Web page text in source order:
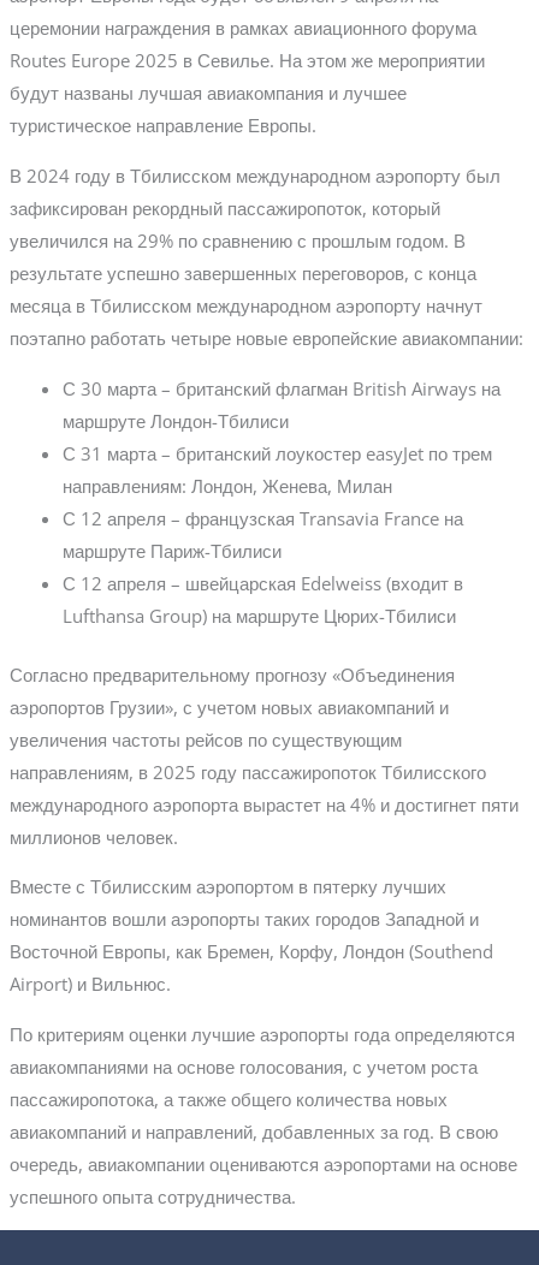
церемонии награждения в рамках авиационного форума
Routes Europe 2025 в Севилье. На этом же мероприятии
будут названы лучшая авиакомпания и лучшее
туристическое направление Европы.
В 2024 году в Тбилисском международном аэропорту был
зафиксирован рекордный пассажиропоток, который
увеличился на 29% по сравнению с прошлым годом. В
результате успешно завершенных переговоров, с конца
месяца в Тбилисском международном аэропорту начнут
поэтапно работать четыре новые европейские авиакомпании:
С 30 марта – британский флагман British Airways на
маршруте Лондон-Тбилиси
С 31 марта – британский лоукостер easyJet по трем
направлениям: Лондон, Женева, Милан
С 12 апреля – французская Transavia France на
маршруте Париж-Тбилиси
С 12 апреля – швейцарская Edelweiss (входит в
Lufthansa Group) на маршруте Цюрих-Тбилиси
Согласно предварительному прогнозу «Объединения
аэропортов Грузии», с учетом новых авиакомпаний и
увеличения частоты рейсов по существующим
направлениям, в 2025 году пассажиропоток Тбилисского
международного аэропорта вырастет на 4% и достигнет пяти
миллионов человек.
Вместе с Тбилисским аэропортом в пятерку лучших
номинантов вошли аэропорты таких городов Западной и
Восточной Европы, как Бремен, Корфу, Лондон (Southend
Airport) и Вильнюс.
По критериям оценки лучшие аэропорты года определяются
авиакомпаниями на основе голосования, с учетом роста
пассажиропотока, а также общего количества новых
авиакомпаний и направлений, добавленных за год. В свою
очередь, авиакомпании оцениваются аэропортами на основе
успешного опыта сотрудничества.